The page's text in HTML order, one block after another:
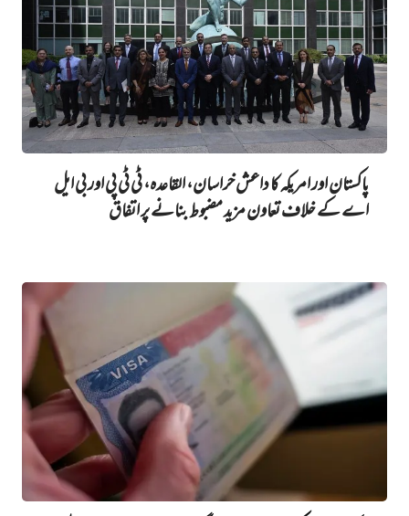
پاکستان اور امریکہ کا داعش خراسان، القاعدہ، ٹی ٹی پی اور بی ایل
اے کے خلاف تعاون مزید مضبوط بنانے پر اتفاق